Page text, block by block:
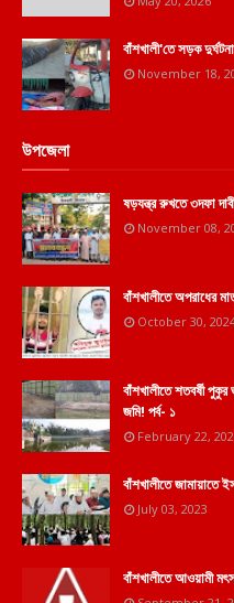
বাঁশখালী'তে সড়ক
November 18,
উপজেলা
ষড়যন্ত্র রুখতে ৩দফা
November 08,
বাঁশখালীতে অপরাধের
October 30,
বাঁশখালীতে শতবর্ষী
জমি! পর্ব- ১
February 22,
বাঁশখালীতে জামায়াতে
July 03, 2023
বাঁশখালীতে আওয়ামী